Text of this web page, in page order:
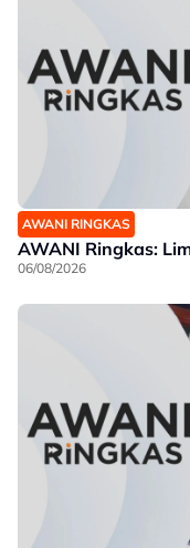
AWANI RINGKAS
AWANI Ringkas:
06/08/2026